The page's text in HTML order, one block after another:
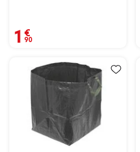
1,90 €